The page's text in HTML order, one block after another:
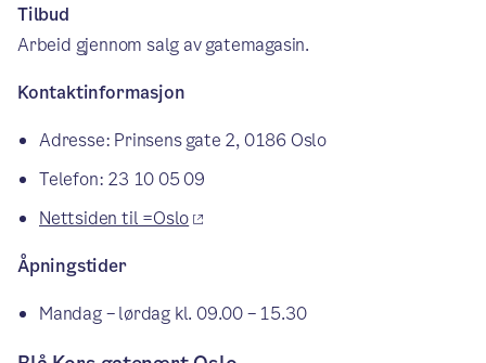
Tilbud
Arbeid gjennom salg av gatemagasin.
Kontaktinformasjon
Adresse: Prinsens gate 2, 0186 Oslo
Telefon: 23 10 05 09
Nettsiden til =Oslo
Åpningstider
Mandag – lørdag kl. 09.00 – 15.30